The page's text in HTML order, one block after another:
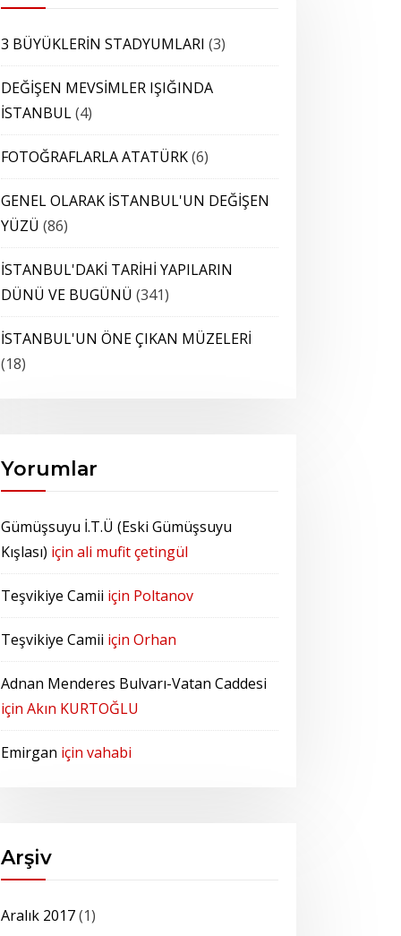
3 BÜYÜKLERİN STADYUMLARI (3)
DEĞİŞEN MEVSİMLER IŞIĞINDA
İSTANBUL(4)
FOTOĞRAFLARLA ATATÜRK(6)
GENEL OLARAK İSTANBUL'UN DEĞİŞEN
YÜZÜ (86)
İSTANBUL'DAKİ TARİHİ YAPILARIN
DÜNÜ VE BUGÜNÜ (341)
İSTANBUL'UN ÖNE ÇIKAN MÜZELERİ
(18)
Yorumlar
Gümüşsuyu İ.T.Ü (Eski Gümüşsuyu
Kışlası) için ali mufit çetingül
Teşvikiye Camii için Poltanov
Teşvikiye Camii için Orhan
Adnan Menderes Bulvarı-Vatan Caddesi
için Akın KURTOĞLU
Emirgan için vahabi
Arşiv
Aralık 2017(1)